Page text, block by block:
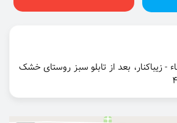
- زیباکنار، بعد از تابلو سبز روستای خشک